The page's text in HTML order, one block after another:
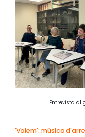
Entrevista al
'Volem': música